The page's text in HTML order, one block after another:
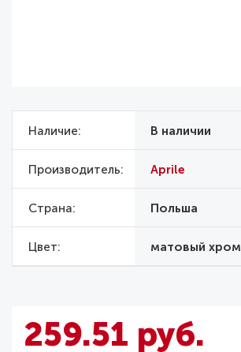
Наличие В наличии
Производитель Aprile
Страна Польша
Цвет матовый хром
259.51 руб.